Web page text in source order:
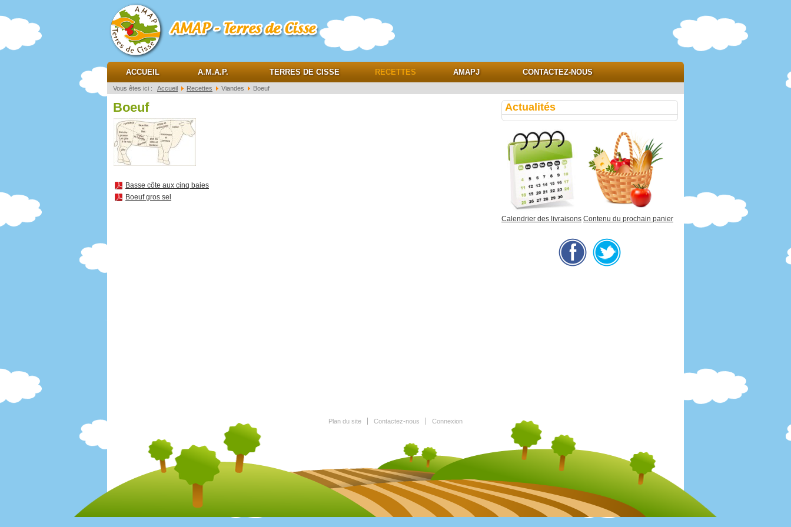
AMAP Terres de cisse
ACCUEIL A.M.A.P. TERRES DE CISSE RECETTES AMAPJ CONTACTEZ-NOUS
Vous êtes ici : Accueil Recettes Viandes Boeuf
Boeuf
Basse côte aux cinq baies
Boeuf gros sel
Actualités
Calendrier des livraisons Contenu du prochain panier
Plan du site Contactez-nous Connexion